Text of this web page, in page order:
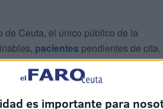
es importante para
de Ceuta, el único público de la
pacientes pendientes de cita,
y está cada vez más saturado y
TIEMPO es ORO para los